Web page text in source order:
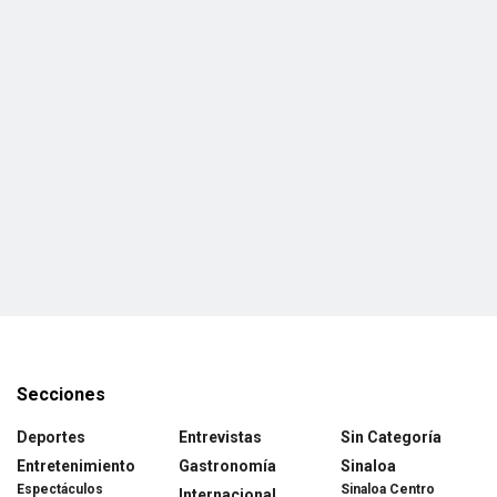
Secciones
Deportes
Entretenimiento
Espectáculos
Entrevistas
Gastronomía
Sin Categoría
Sinaloa
Sinaloa Centro